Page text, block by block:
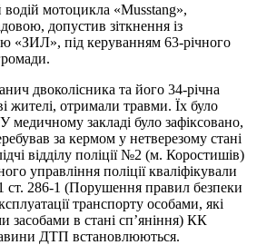
мотоцикла «Musstang»,
допустив зіткнення із
«ЗИЛ», під керуванням 63-річного
двоколісника та його 34-річна
жителі, отримали травми. Їх було
медичному закладі було зафіксовано,
за кермом у нетверезому стані
відділу поліції №2 (м. Коростишів)
управління поліції кваліфікували
ст. 286-1 (Порушення правил безпеки
транспорту особами, які
засобами в стані сп’яніння) КК
ДТП встановлюються.